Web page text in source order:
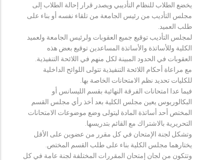
يخضع الطلاب للنظام التأديبي ويصدر قرار إحالة الطلاب إلى
مجلس التأديب من رئيس الجامعة من تلقاء نفسه أو بناء على
طلب العميد.
لمجلس التأديب توقيع جميع العقوبات ولرئيس الجامعة ولعميد
الكلية وللأساتذة والأساتذة المساعدين توقيع بعض هذه
العقوبات في الحدود المبينة لكل منهم في اللائحة التنفيذية.
مع مراعاة أحكام اللائحة التنفيذية تتولى اللوائح الداخلية
للكليات تحديد نظم الامتحانات الخاصة بها.
فيما عدا امتحانات الفرقة النهائية بقسم الليسانس أو
البكالوريوس يعين مجلس الكلية بعد أخذ رأي مجلس القسم
المختص أحد أساتذة المادة ليتولى وضع موضوعات الامتحانات
التحريرية بالاشتراك مع القائم بتدريسها.
وتشكل لجنة الإمتحان في كل مقرر من عضوين على الأقل
يختارهما مجلس الكلية بناء على طلب القسم المختص.
وتتكون من لجان إمتحان المقررات المختلفة لجنة عامة في كل